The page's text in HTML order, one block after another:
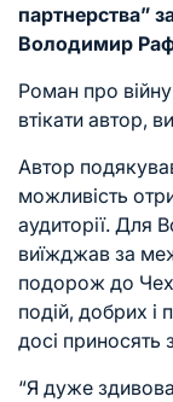
партнерства”
Володимир
Роман про
втікати автор,
Автор
можливість
аудиторії. Для
виїжджав за
подорож до
подій, добрих і
досі приносять
“Я дуже